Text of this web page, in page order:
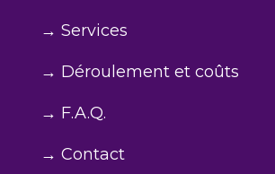
→ Services
→ Déroulement et coûts
→ F.A.Q.
→ Contact